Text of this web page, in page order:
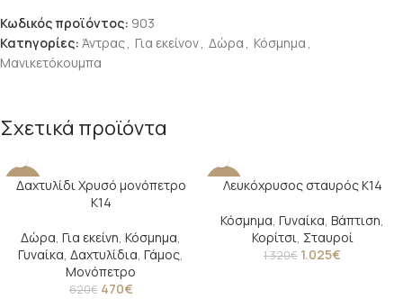
Κωδικός προϊόντος: 903
Κατηγορίες: Άντρας, Για εκείνον, Δώρα , Κόσμημα ,
Μανικετόκουμπα
Σχετικά προϊόντα
-24%
Δαχτυλίδι Χρυσό μονόπετρο
Κ14
Δώρα, Για εκείνη, Κόσμημα,
Γυναίκα, Δαχτυλίδια, Γάμος,
Μονόπετρο
620€ 470€
-22%
Λευκόχρυσος σταυρός Κ14
Κόσμημα, Γυναίκα, Βάπτιση,
Κορίτσι, Σταυροί
1.320€ 1.025€